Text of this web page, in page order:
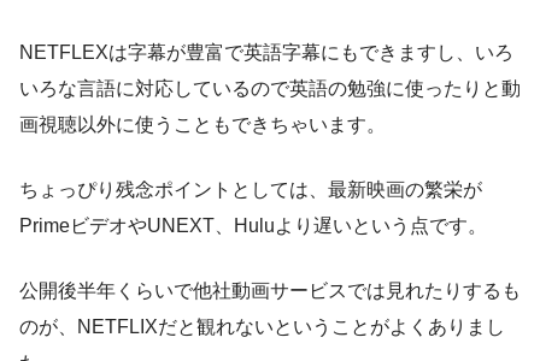
NETFLEXは字幕が豊富で英語字幕にもできますし、いろ
いろな言語に対応しているので英語の勉強に使ったりと動
画視聴以外に使うこともできちゃいます。
ちょっぴり残念ポイントとしては、最新映画の繁栄が
PrimeビデオやUNEXT、Huluより遅いという点です。
公開後半年くらいで他社動画サービスでは見れたりするも
のが、NETFLIXだと観れないということがよくありまし